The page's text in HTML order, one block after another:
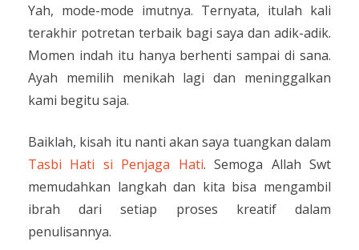
Yah, mode-mode imutnya. Ternyata, itulah kali
terakhir potretan terbaik bagi saya dan adik-adik.
Momen indah itu hanya berhenti sampai di sana.
Ayah memilih menikah lagi dan meninggalkan
kami begitu saja.
Baiklah, kisah itu nanti akan saya tuangkan dalam
Tasbi Hati si Penjaga Hati. Semoga Allah Swt
memudahkan langkah dan kita bisa mengambil
ibrah dari setiap proses kreatif dalam
penulisannya.